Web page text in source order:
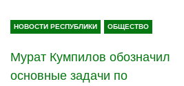
НОВОСТИ РЕСПУБЛИКИ ОБЩЕСТВО
Мурат Кумпилов обозначил
основные задачи по